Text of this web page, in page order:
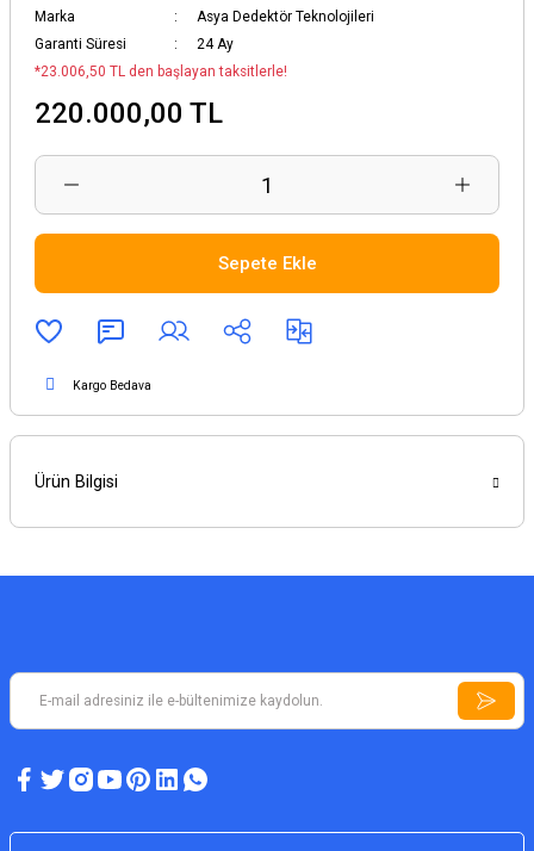
Marka
Asya Dedektör Teknolojileri
Garanti Süresi
24 Ay
*23.006,50 TL den başlayan taksitlerle!
220.000,00 TL
Sepete Ekle
Kargo Bedava
Ürün Bilgisi